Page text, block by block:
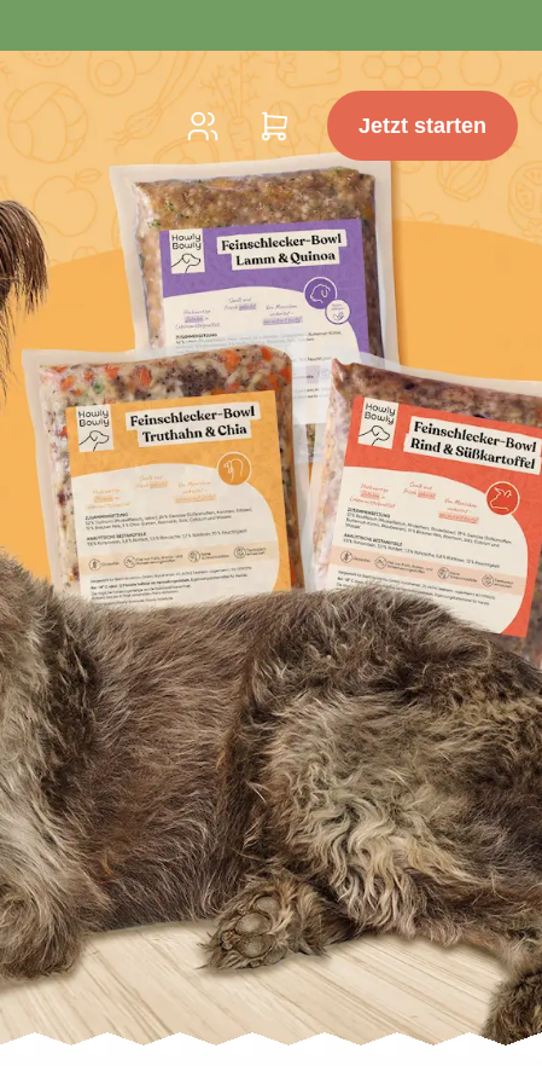
Jetzt starten